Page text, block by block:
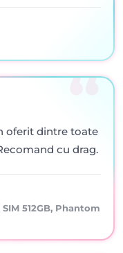
oferit dintre toate
cu drag.
512GB, Phantom